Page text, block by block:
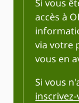
Si vous
accès à
via votre
vous en
Si vous